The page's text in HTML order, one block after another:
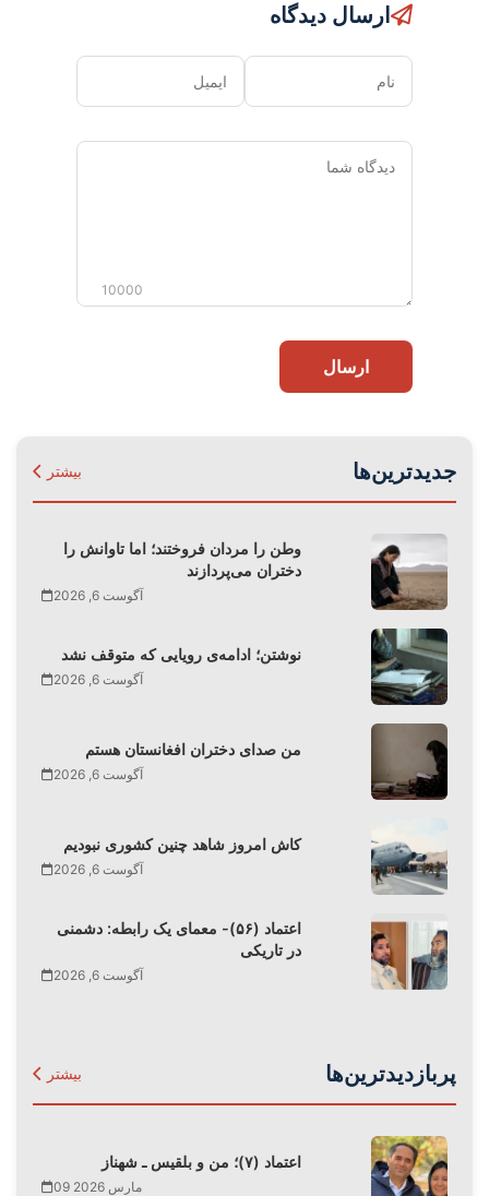
ارسال دیدگاه
نام ایمیل
دیدگاه
10000
ارسال
جدیدترین‌ها بیشتر
وطن را مردان فروختند؛ اما تاوانش را
دختران می‌پردازند
آگوست 6, 2026
نوشتن؛ ادامه‌ی رویایی که متوقف نشد
آگوست 6, 2026
من صدای دختران افغانستان هستم
آگوست 6, 2026
کاش امروز شاهد چنین کشوری نبودیم
آگوست 6, 2026
اعتماد (۵۶)- معمای یک رابطه: دشمنی
در تاریکی
آگوست 6, 2026
پربازدیدترین‌ها بیشتر
اعتماد (۷)؛ من و بلقیس ـ شهناز
09 مارس 2026